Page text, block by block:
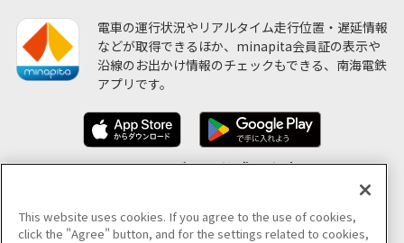
電車の運行状況やリアルタイム走行位置・遅延情報
などが取得できるほか、minapita会員証の表示や
沿線のお出かけ情報のチェックもできる、南海電鉄
アプリです。
ソーシャルメディア公式アカウント
This website uses cookies. If you agree to the use of cookies,
click the "Agree" button, and for the settings related to cookies,